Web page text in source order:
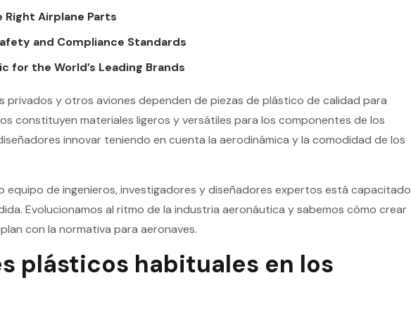
Right Airplane Parts
and Compliance Standards
for the World’s Leading Brands
privados y otros aviones dependen de piezas de plástico de calidad para
constituyen materiales ligeros y versátiles para los componentes de los
innovar teniendo en cuenta la aerodinámica y la comodidad de los
equipo de ingenieros, investigadores y diseñadores expertos está capacitado
Evolucionamos al ritmo de la industria aeronáutica y sabemos cómo crear
con la normativa para aeronaves.
plásticos habituales en los